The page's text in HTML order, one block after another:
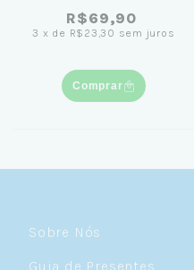
R$69,90
3 x de R$23,30 sem juros
Comprar
Sobre Nós
Guia de Presentes